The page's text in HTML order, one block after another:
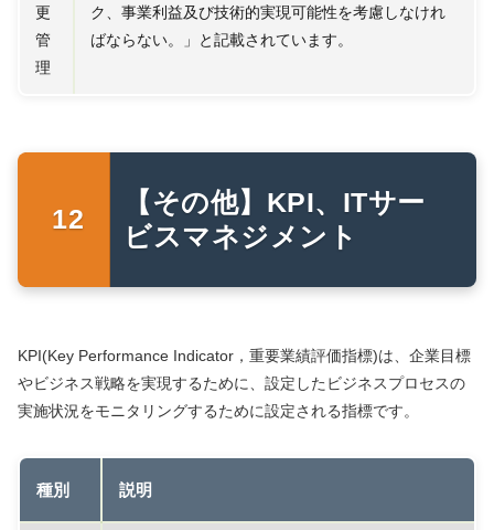
更
管
理
ク、事業利益及び技術的実現可能性を考慮しなけれ
ばならない。」と記載されています。
【その他】KPI、ITサー
ビスマネジメント
KPI(Key Performance Indicator，重要業績評価指標)は、企業目標
やビジネス戦略を実現するために、設定したビジネスプロセスの
実施状況をモニタリングするために設定される指標です。
種別 説明